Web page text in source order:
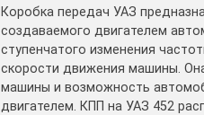
Коробка передач УАЗ
создаваемого двигателем
ступенчатого изменения
скорости движения машины.
машины и возможность
двигателем. КПП на УАЗ 452